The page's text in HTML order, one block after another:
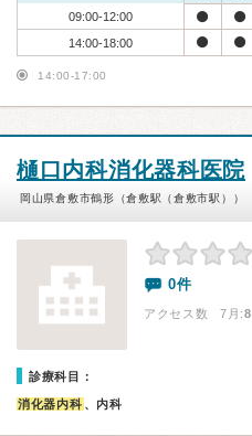
09:00-12:00
14:00-18:00
14:00-17:00
樋口内科消化器科医院
岡山県倉敷市鶴形（倉敷駅（倉敷市駅））
0件
アクセス数 7月:8
診療科目：
消化器内科 、内科